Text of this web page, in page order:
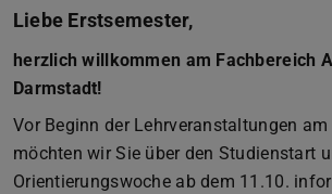
Liebe Erstsemester,
herzlich willkommen am Fachbereich
Darmstadt!
Vor Beginn der Lehrveranstaltungen am
möchten wir Sie über den Studienstart
Orientierungswoche ab dem 11.10.